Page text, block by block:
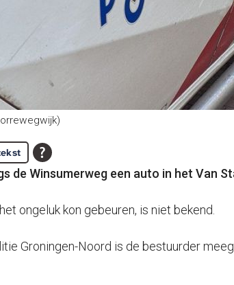
de Winsumerweg een auto in het Van
ongeluk kon gebeuren, is niet bekend.
Groningen-Noord is de bestuurder